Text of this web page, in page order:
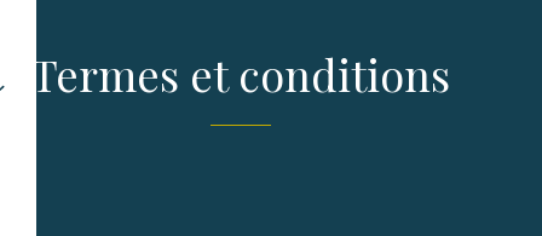
Termes et conditions